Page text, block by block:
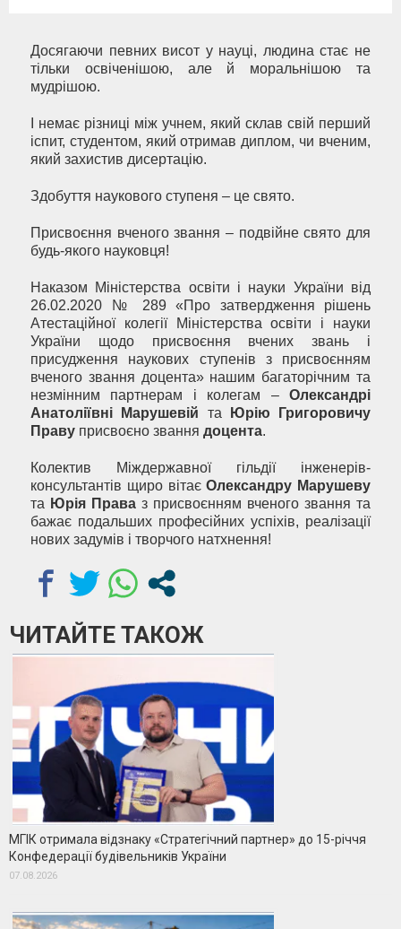
Досягаючи певних висот у науці, людина стає не
тільки освіченішою, але й моральнішою та
мудрішою.
І немає різниці між учнем, який склав свій перший
іспит, студентом, який отримав диплом, чи вченим,
який захистив дисертацію.
Здобуття наукового ступеня – це свято.
Присвоєння вченого звання – подвійне свято для
будь-якого науковця!
Наказом Міністерства освіти і науки України від
26.02.2020 № 289 «Про затвердження рішень
Атестаційної колегії Міністерства освіти і науки
України щодо присвоєння вчених звань і
присудження наукових ступенів з присвоєнням
вченого звання доцента» нашим багаторічним та
незмінним партнерам і колегам – Олександрі
Анатоліївні Марушевій та
Юрію Григоровичу
Праву присвоєно звання доцента.
Колектив Міждержавної гільдії інженерів-
консультантів щиро вітаєОлександру Марушеву
та Юрія Права з присвоєнням вченого звання та
бажає подальших професійних успіхів, реалізації
нових задумів і творчого натхнення!
ЧИТАЙТЕ ТАКОЖ
МГІК отримала відзнаку «Стратегічний партнер» до 15-річчя
Конфедерації будівельників України
07.08.2026